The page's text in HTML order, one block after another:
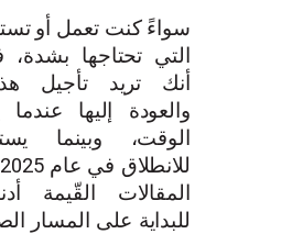
سواءً كنت تعمل أو
التي تحتاجها
أنك تريد تأجيل
والعودة إليها
الوقت، وبينما
المقالات القّيمة
للبداية على المسار